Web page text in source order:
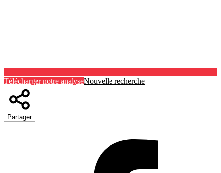
Télécharger notre analyseNouvelle recherche
Partager